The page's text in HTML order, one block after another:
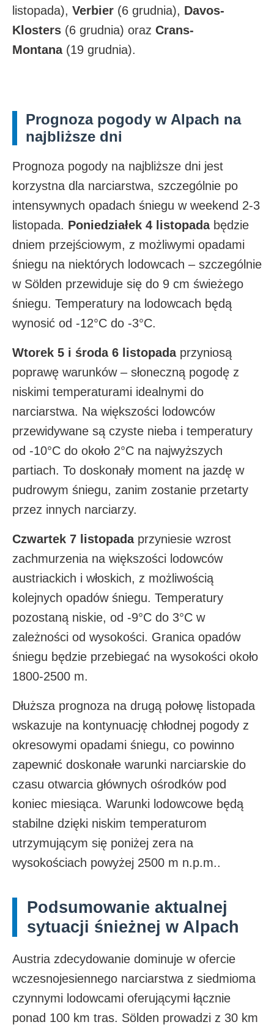
listopada), Verbier (6 grudnia), Davos-
Klosters (6 grudnia) oraz Crans-
Montana(19 grudnia).​
Prognoza pogody w Alpach na
najbliższe dni
Prognoza pogody na najbliższe dni jest
korzystna dla narciarstwa, szczególnie po
intensywnych opadach śniegu w weekend 2-3
listopada. Poniedziałek 4 listopadabędzie
dniem przejściowym, z możliwymi opadami
śniegu na niektórych lodowcach – szczególnie
w Sölden przewiduje się do 9 cm świeżego
śniegu. Temperatury na lodowcach będą
wynosić od -12°C do -3°C.​
Wtorek 5 i środa 6 listopadaprzyniosą
poprawę warunków – słoneczną pogodę z
niskimi temperaturami idealnymi do
narciarstwa. Na większości lodowców
przewidywane są czyste nieba i temperatury
od -10°C do około 2°C na najwyższych
partiach. To doskonały moment na jazdę w
pudrowym śniegu, zanim zostanie przetarty
przez innych narciarzy.​
Czwartek 7 listopadaprzyniesie wzrost
zachmurzenia na większości lodowców
austriackich i włoskich, z możliwością
kolejnych opadów śniegu. Temperatury
pozostaną niskie, od -9°C do 3°C w
zależności od wysokości. Granica opadów
śniegu będzie przebiegać na wysokości około
1800-2500 m.​
Dłuższa prognoza na drugą połowę listopada
wskazuje na kontynuację chłodnej pogody z
okresowymi opadami śniegu, co powinno
zapewnić doskonałe warunki narciarskie do
czasu otwarcia głównych ośrodków pod
koniec miesiąca. Warunki lodowcowe będą
stabilne dzięki niskim temperaturom
utrzymującym się poniżej zera na
wysokościach powyżej 2500 m n.p.m..​
Podsumowanie aktualnej
sytuacji śnieżnej w Alpach
Austria zdecydowanie dominuje w ofercie
wczesnojesiennego narciarstwa z siedmioma
czynnymi lodowcami oferującymi łącznie
ponad 100 km tras. Sölden prowadzi z 30 km